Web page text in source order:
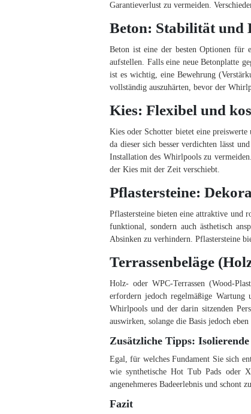
Garantieverlust zu vermeiden.
Beton: Stabilität und
Beton ist eine der besten Optionen für
aufstellen. Falls eine neue Betonplatte
ist es wichtig, eine Bewehrung
vollständig auszuhärten, bevor der
Kies: Flexibel und
Kies oder Schotter bietet eine
da dieser sich besser verdichten lässt
Installation des Whirlpools zu
der Kies mit der Zeit verschiebt.
Pflastersteine:
Pflastersteine bieten eine attraktive und
funktional, sondern auch ästhetisch
Absinken zu verhindern. Pflastersteine
Terrassenbeläge
Holz- oder WPC-Terrassen (Wood-
erfordern jedoch regelmäßige
Whirlpools und der darin sitzenden
auswirken, solange die Basis jedoch
Zusätzliche Tipps:
Egal, für welches Fundament Sie sich
wie synthetische Hot Tub Pads oder
angenehmeres Badeerlebnis und schont
Fazit